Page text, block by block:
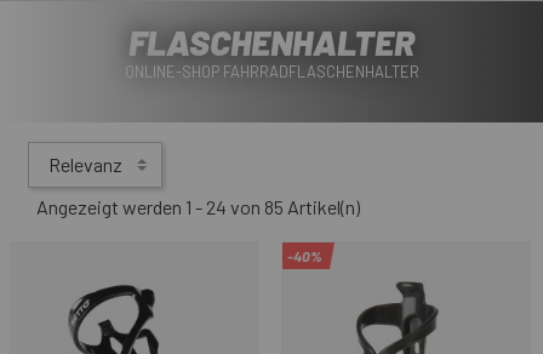
FLASCHENHALTER
ONLINE-SHOP FAHRRADFLASCHENHALTER
Relevanz
Angezeigt werden 1 - 24 von 85 Artikel(n)
-40%